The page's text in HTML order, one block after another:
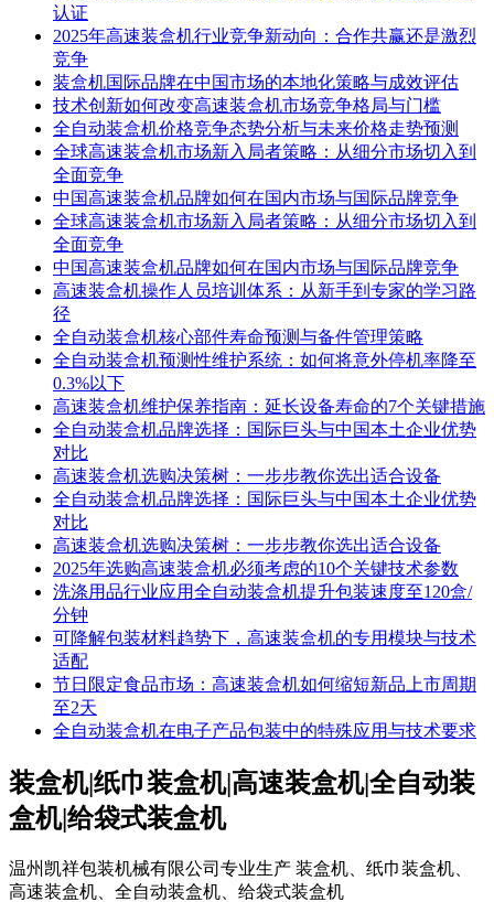
认证
2025年高速装盒机行业竞争新动向：合作共赢还是激烈
竞争
装盒机国际品牌在中国市场的本地化策略与成效评估
技术创新如何改变高速装盒机市场竞争格局与门槛
全自动装盒机价格竞争态势分析与未来价格走势预测
全球高速装盒机市场新入局者策略：从细分市场切入到
全面竞争
中国高速装盒机品牌如何在国内市场与国际品牌竞争
全球高速装盒机市场新入局者策略：从细分市场切入到
全面竞争
中国高速装盒机品牌如何在国内市场与国际品牌竞争
高速装盒机操作人员培训体系：从新手到专家的学习路
径
全自动装盒机核心部件寿命预测与备件管理策略
全自动装盒机预测性维护系统：如何将意外停机率降至
0.3%以下
高速装盒机维护保养指南：延长设备寿命的7个关键措施
全自动装盒机品牌选择：国际巨头与中国本土企业优势
对比
高速装盒机选购决策树：一步步教你选出适合设备
全自动装盒机品牌选择：国际巨头与中国本土企业优势
对比
高速装盒机选购决策树：一步步教你选出适合设备
2025年选购高速装盒机必须考虑的10个关键技术参数
洗涤用品行业应用全自动装盒机提升包装速度至120盒/
分钟
可降解包装材料趋势下，高速装盒机的专用模块与技术
适配
节日限定食品市场：高速装盒机如何缩短新品上市周期
至2天
全自动装盒机在电子产品包装中的特殊应用与技术要求
装盒机|纸巾装盒机|高速装盒机|全自动装
盒机|给袋式装盒机
温州凯祥包装机械有限公司专业生产 装盒机、纸巾装盒机、
高速装盒机、全自动装盒机、给袋式装盒机